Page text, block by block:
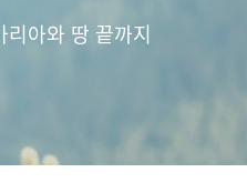
아와 땅 끝까지